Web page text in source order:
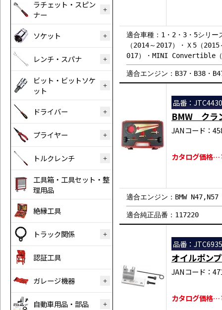
ラチェット・スピン
ナー
ソケット
レンチ・スパナ
ビット・ビットソケ
ット
ドライバー
プライヤー
トルクレンチ
工具箱・工具セット・整
理用品
絶縁工具
トラック関係
認証工具
ガレージ機器
自動車用品・部品
適合車種：1・2・3・5シリ
（2014～2017）・Ｘ5（
017）・MINI Convertible（
適合エンジン：B37・B38・
品番：JTC4430
BMW クラ
JANコード：
カタログ価格
適合エンジン：BMW N47,N57
適合純正品番：117220
品番：JTC6935
オイルポン
JANコード：
カタログ価格